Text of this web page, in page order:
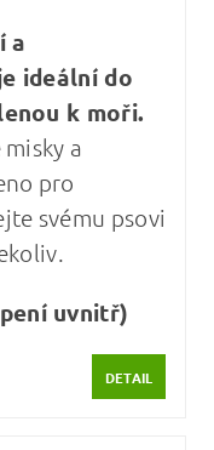
a
ideální do
k moři.
a
pro
svému psovi
uvnitř)
DETAIL